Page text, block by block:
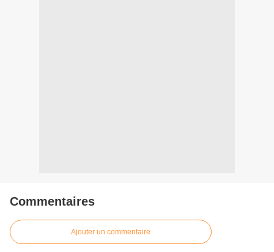
Commentaires
Ajouter un commentaire